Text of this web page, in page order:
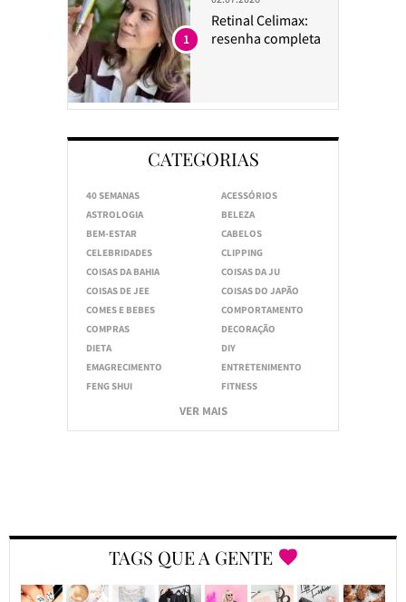
Retinal Celimax:
resenha completa
1
CATEGORIAS
40 SEMANAS
ACESSÓRIOS
ASTROLOGIA
BELEZA
BEM-ESTAR
CABELOS
CELEBRIDADES
CLIPPING
COISAS DA BAHIA
COISAS DA JU
COISAS DE JEE
COISAS DO JAPÃO
COMES E BEBES
COMPORTAMENTO
COMPRAS
DECORAÇÃO
DIETA
DIY
EMAGRECIMENTO
ENTRETENIMENTO
FENG SHUI
FITNESS
VER MAIS
TAGS QUE A GENTE